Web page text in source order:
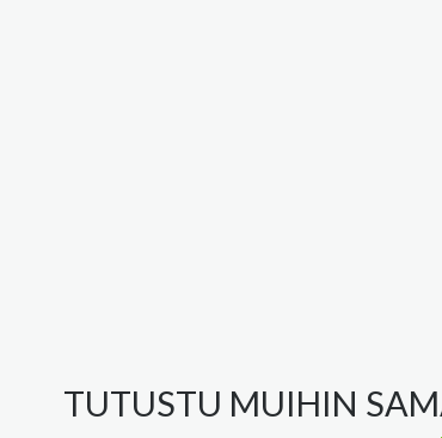
TUTUSTU MUIHIN